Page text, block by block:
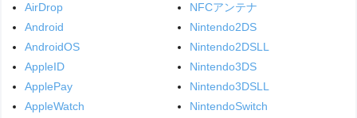
AirDrop
Android
AndroidOS
AppleID
ApplePay
AppleWatch
NFCアンテナ
Nintendo2DS
Nintendo2DSLL
Nintendo3DS
Nintendo3DSLL
NintendoSwitch